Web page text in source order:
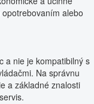
alebo
a nie je kompatibilný s
Na správnu
a základné znalosti